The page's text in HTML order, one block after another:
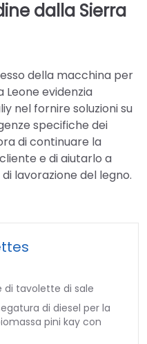
dalla Sierra
della macchina per
Leone evidenzia
nel fornire soluzioni su
specifiche dei
di continuare la
e di aiutarlo a
lavorazione del legno.
di tavolette di sale
di diesel per la
pini kay con